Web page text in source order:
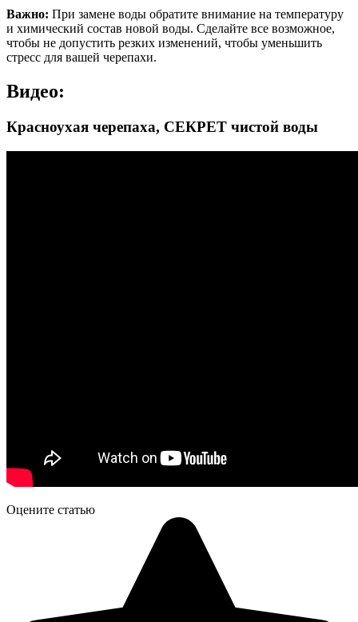
Важно: При замене воды обратите внимание на температуру
и химический состав новой воды. Сделайте все возможное,
чтобы не допустить резких изменений, чтобы уменьшить
стресс для вашей черепахи.
Видео:
Красноухая черепаха, СЕКРЕТ чистой воды
Оцените статью